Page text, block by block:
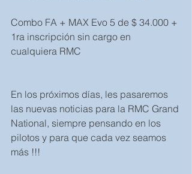
Combo FA + MAX Evo 5 de $ 34.000 +
1ra inscripción sin cargo en
cualquiera RMC
En los próximos días, les pasaremos
las nuevas noticias para la RMC Grand
National, siempre pensando en los
pilotos y para que cada vez seamos
más !!!